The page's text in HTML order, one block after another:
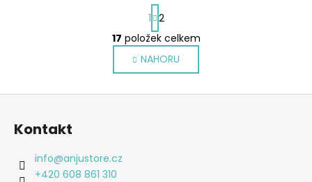
O
v
l
á
S
t
r
á
n
k
1 2
17 položek celkem
NAHORU
Z
Kontakt
info@anjustore.cz
+420 608 861 310